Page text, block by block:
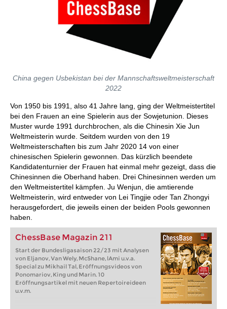
China gegen Usbekistan bei der Mannschaftsweltmeisterschaft
2022
Von 1950 bis 1991, also 41 Jahre lang, ging der Weltmeistertitel
bei den Frauen an eine Spielerin aus der Sowjetunion. Dieses
Muster wurde 1991 durchbrochen, als die Chinesin Xie Jun
Weltmeisterin wurde. Seitdem wurden von den 19
Weltmeisterschaften bis zum Jahr 2020 14 von einer
chinesischen Spielerin gewonnen. Das kürzlich beendete
Kandidatenturnier der Frauen hat einmal mehr gezeigt, dass die
Chinesinnen die Oberhand haben. Drei Chinesinnen werden um
den Weltmeistertitel kämpfen. Ju Wenjun, die amtierende
Weltmeisterin, wird entweder von Lei Tingjie oder Tan Zhongyi
herausgefordert, die jeweils einen der beiden Pools gewonnen
haben.
ChessBase Magazin 211
Start der Bundesligasaison 22/23 mit Analysen
von Eljanov, Van Wely, McShane, lAmi u.v.a.
Special zu Mikhail Tal, Eröffnungsvideos von
Ponomariov, King und Marin. 10
Eröffnungsartikel mit neuen Repertoireideen
u.v.m.